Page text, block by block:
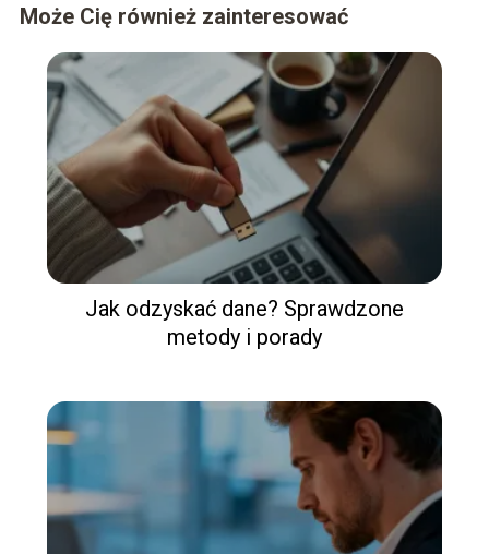
Może Cię również zainteresować
Jak odzyskać dane? Sprawdzone
metody i porady